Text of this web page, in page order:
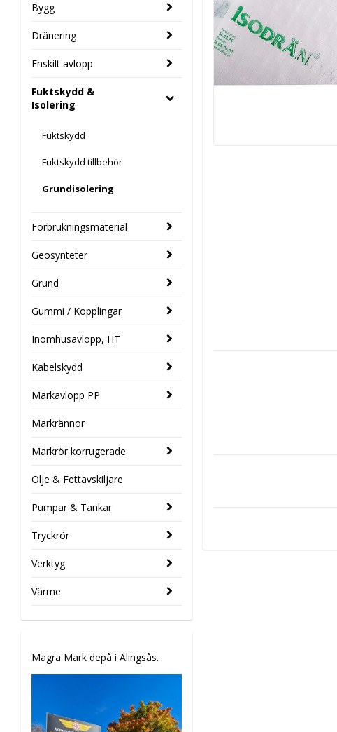
Bygg
Dränering
Enskilt avlopp
Fuktskydd &
Isolering
Fuktskydd
Fuktskydd tillbehör
Grundisolering
Förbrukningsmaterial
Geosynteter
Grund
Gummi / Kopplingar
Inomhusavlopp, HT
Kabelskydd
Markavlopp PP
Markrännor
Markrör korrugerade
Olje & Fettavskiljare
Pumpar & Tankar
Tryckrör
Verktyg
Värme
Magra Mark depå i Alingsås.